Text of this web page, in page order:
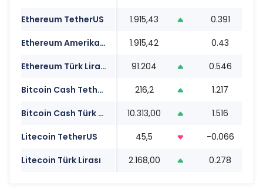
Ethereum TetherUS
1.915,43 0.391
Ethereum Amerikan Doları
1.915,42 0.43
Ethereum Türk Lirası
91.204 0.546
Bitcoin Cash TetherUS
216,2 1.217
Bitcoin Cash Türk Lirası
10.313,00 1.516
Litecoin TetherUS
45,5 -0.066
Litecoin Türk Lirası
2.168,00 0.278